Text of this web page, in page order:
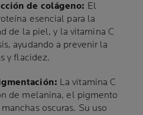
de colágeno: El
esencial para la
de la piel, y la vitamina C
ayudando a prevenir la
y flacidez.
La vitamina C
de melanina, el pigmento
oscuras. Su uso